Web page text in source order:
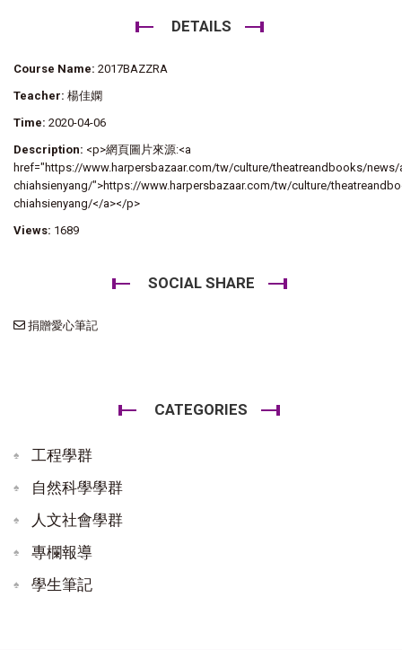
DETAILS
Course Name: 2017BAZZRA
Teacher: 楊佳嫻
Time: 2020-04-06
Description: <p>網頁圖片來源:<a
href="https://www.harpersbazaar.com/tw/culture/theatreandbooks/
chiahsienyang/">https://www.harpersbazaar.com/tw/culture/
chiahsienyang/</a></p>
Views: 1689
SOCIAL SHARE
捐贈愛心筆記
CATEGORIES
工程學群
自然科學學群
人文社會學群
專欄報導
學生筆記